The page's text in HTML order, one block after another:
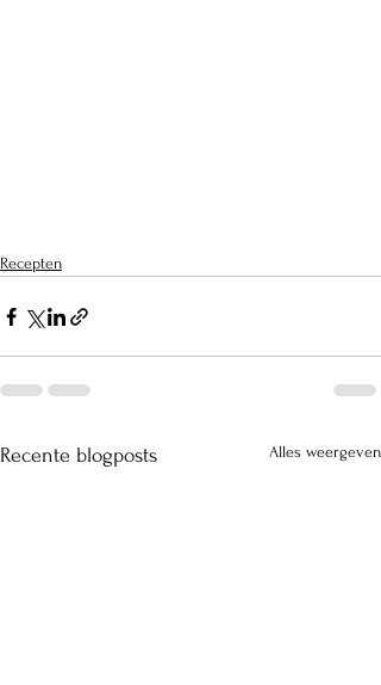
Recepten
Recente blogposts Alles weergeven